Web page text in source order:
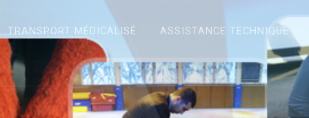
TRANSPORT MÉDICALISÉ ASSISTANCE TECHNIQUE